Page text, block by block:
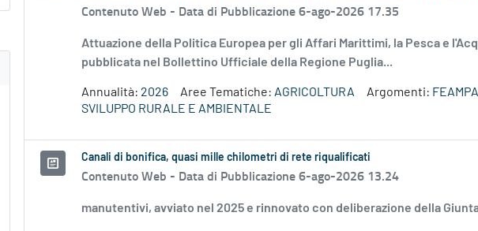
Contenuto Web - Data di Pubblicazione 6-ago-2026 17.35
Attuazione della Politica Europea per gli Affari Marittimi, la Pesca e
pubblicata nel Bollettino Ufficiale della Regione Puglia...
Annualità: 2026 Aree Tematiche: AGRICOLTURA Argomenti:
SVILUPPO RURALE E AMBIENTALE
Canali di bonifica, quasi mille chilometri di rete riqualificati
Contenuto Web - Data di Pubblicazione 6-ago-2026 13.24
manutentivi, avviato nel 2025 e rinnovato con deliberazione della